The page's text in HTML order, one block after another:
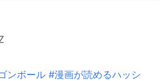
ンボール #漫画が読めるハッシ